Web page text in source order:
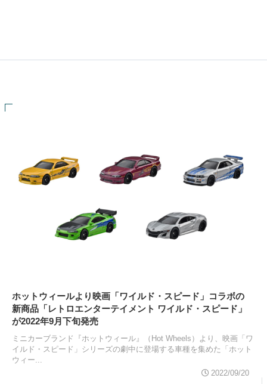
ホットウィールより映画「ワイルド・スピード」コラボの
新商品「レトロエンターテイメント ワイルド・スピード」
が2022年9月下旬発売
ミニカーブランド『ホットウィール』（Hot Wheels）より、映画「ワ
イルド・スピード」シリーズの劇中に登場する車種を集めた「ホット
ウィー...
2022/09/20